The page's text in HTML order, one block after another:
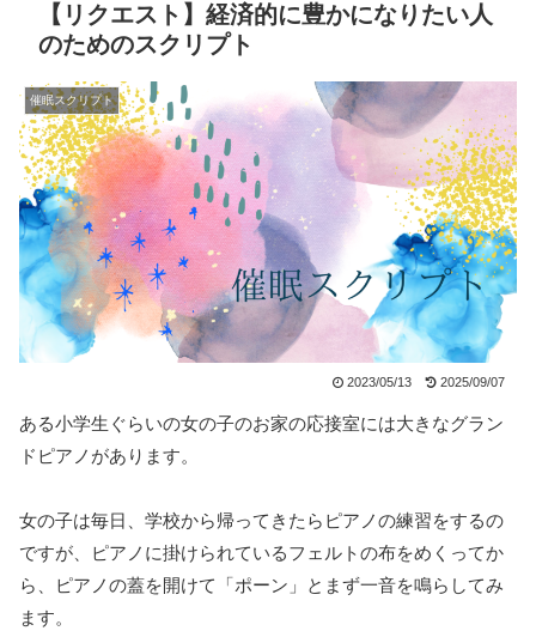
【リクエスト】経済的に豊かになりたい人
のためのスクリプト
催眠スクリプト
2023/05/13 2025/09/07
ある小学生ぐらいの女の子のお家の応接室には大きなグラン
ドピアノがあります。
女の子は毎日、学校から帰ってきたらピアノの練習をするの
ですが、ピアノに掛けられているフェルトの布をめくってか
ら、ピアノの蓋を開けて「ポーン」とまず一音を鳴らしてみ
ます。